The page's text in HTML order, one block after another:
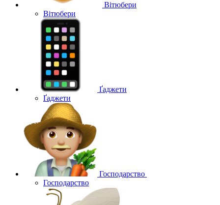
Вітюбери
Вітюбери
Ґаджети
Ґаджети
Господарство
Господарство